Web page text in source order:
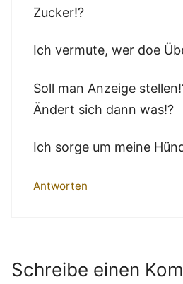
Zucker!?
Ich vermute, wer doe
Soll man Anzeige
Ändert sich dann was!?
Ich sorge um meine
Antworten
Schreibe einen